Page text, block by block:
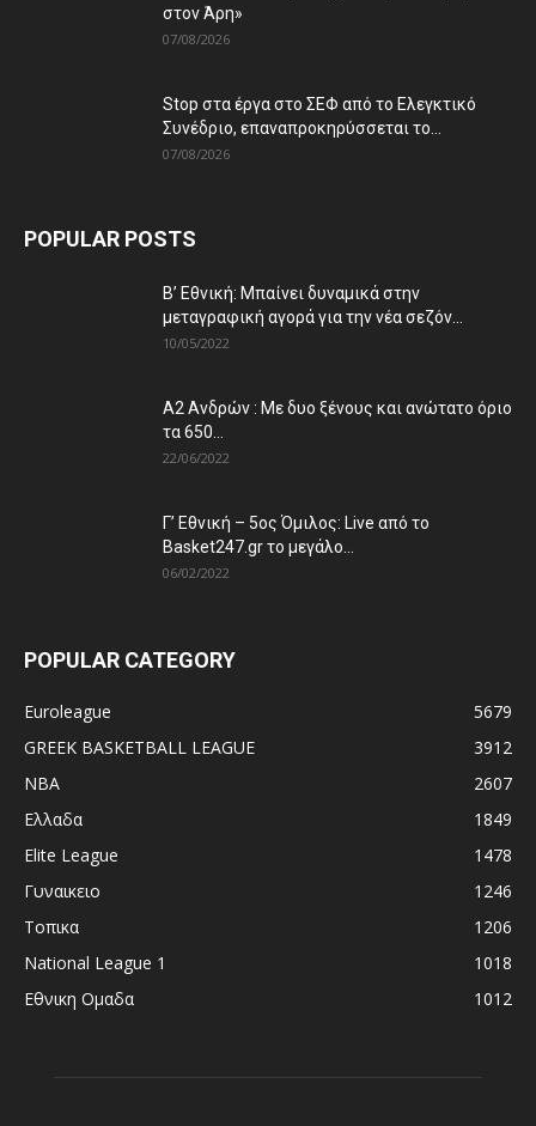
στον Άρη»
07/08/2026
Stop στα έργα στο ΣΕΦ από το Ελεγκτικό
Συνέδριο, επαναπροκηρύσσεται το...
07/08/2026
POPULAR POSTS
Β’ Εθνική: Μπαίνει δυναμικά στην
μεταγραφική αγορά για την νέα σεζόν...
10/05/2022
Α2 Ανδρών : Με δυο ξένους και ανώτατο όριο
τα 650...
22/06/2022
Γ’ Εθνική – 5ος Όμιλος: Live από το
Basket247.gr το μεγάλο...
06/02/2022
POPULAR CATEGORY
Euroleague
5679
GREEK BASKETBALL LEAGUE
3912
NBA
2607
Ελλαδα
1849
Elite League
1478
Γυναικειο
1246
Τοπικα
1206
National League 1
1018
Εθνικη Ομαδα
1012